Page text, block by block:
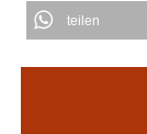
teilen